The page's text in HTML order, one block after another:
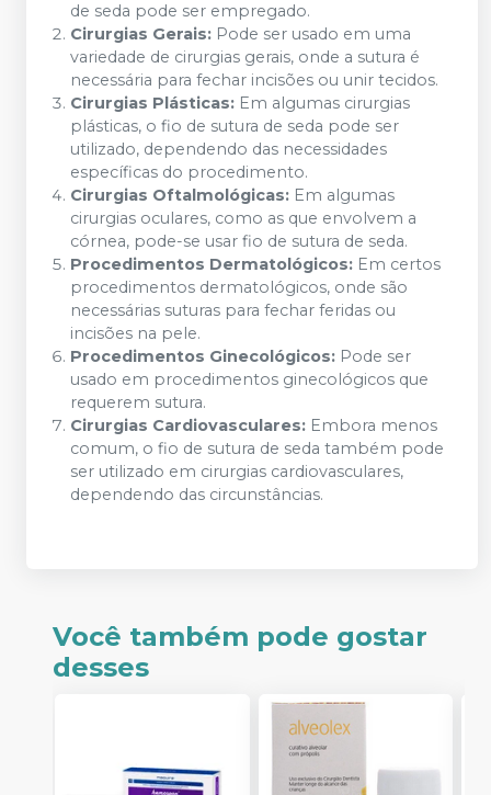
de seda pode ser empregado.
Cirurgias Gerais: Pode ser usado em uma
variedade de cirurgias gerais, onde a sutura é
necessária para fechar incisões ou unir tecidos.
Cirurgias Plásticas: Em algumas cirurgias
plásticas, o fio de sutura de seda pode ser
utilizado, dependendo das necessidades
específicas do procedimento.
Cirurgias Oftalmológicas: Em algumas
cirurgias oculares, como as que envolvem a
córnea, pode-se usar fio de sutura de seda.
Procedimentos Dermatológicos: Em certos
procedimentos dermatológicos, onde são
necessárias suturas para fechar feridas ou
incisões na pele.
Procedimentos Ginecológicos: Pode ser
usado em procedimentos ginecológicos que
requerem sutura.
Cirurgias Cardiovasculares: Embora menos
comum, o fio de sutura de seda também pode
ser utilizado em cirurgias cardiovasculares,
dependendo das circunstâncias.
Você também pode gostar
desses